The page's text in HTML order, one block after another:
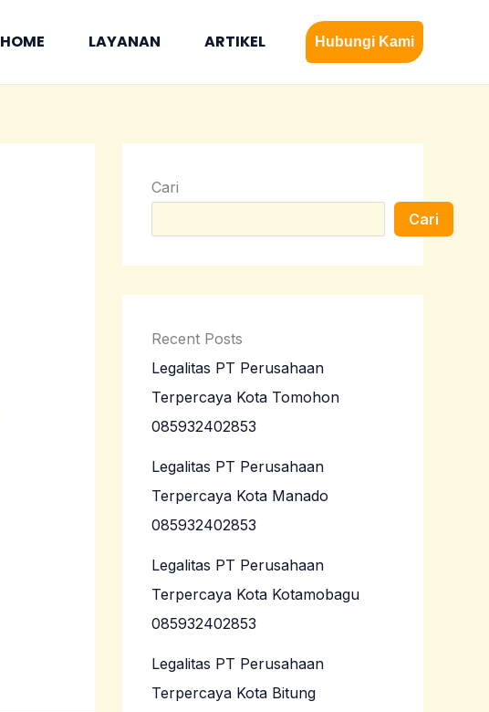
HOME LAYANAN ARTIKEL Hubungi Kami
Cari
Cari
Recent Posts
Legalitas PT Perusahaan
Terpercaya Kota Tomohon
085932402853
Legalitas PT Perusahaan
Terpercaya Kota Manado
085932402853
Legalitas PT Perusahaan
Terpercaya Kota Kotamobagu
085932402853
Legalitas PT Perusahaan
Terpercaya Kota Bitung